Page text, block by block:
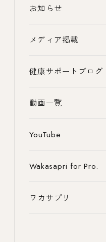
お知らせ
メディア掲載
健康サポートブログ
動画一覧
YouTube
Wakasapri for Pro.
ワカサプリ